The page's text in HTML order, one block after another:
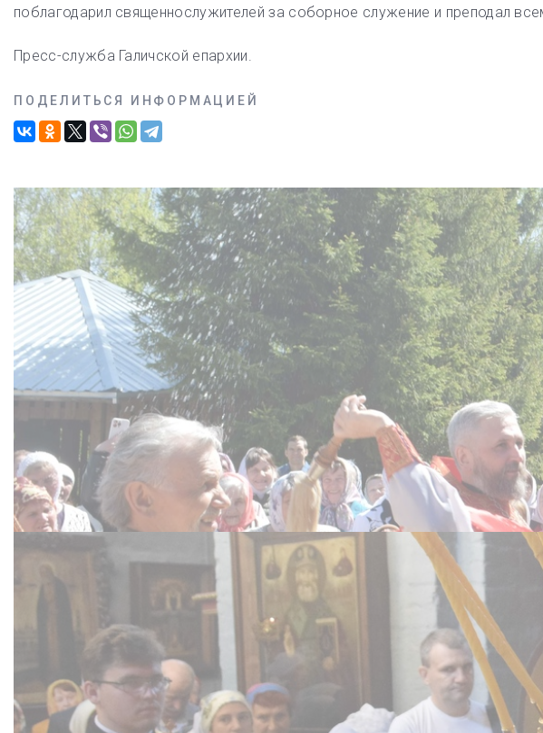
поблагодарил священнослужителей за соборное служение и преподал
Пресс-служба Галичской епархии.
ПОДЕЛИТЬСЯ ИНФОРМАЦИЕЙ